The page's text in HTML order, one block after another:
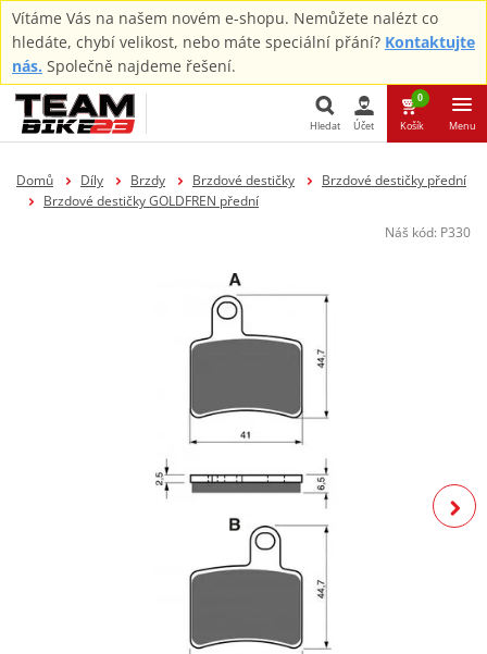
Vítáme Vás na našem novém e-shopu. Nemůžete nalézt co
hledáte, chybí velikost, nebo máte speciální přání? Kontaktujte
nás. Společně najdeme řešení.
Hledat
Hledat Účet
0
Košík Menu
Domů Díly Brzdy Brzdové destičky
Brzdové destičky přední
Brzdové destičky GOLDFREN přední
Náš kód: P330